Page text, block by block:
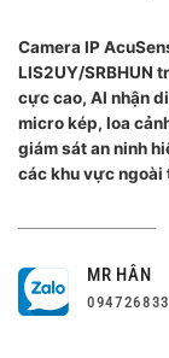
Camera IP
LIS2UY/SRBHUN
cực cao, AI nhận
micro kép, loa
giám sát an ninh
các khu vực ngoài
MR HÂN